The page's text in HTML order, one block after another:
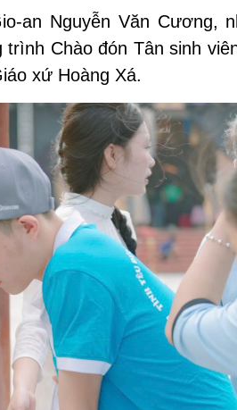
an Nguyễn Văn Cương,
Chào đón Tân sinh
xứ Hoàng Xá.